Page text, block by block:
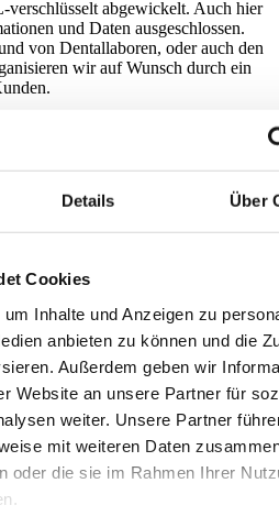
Details Über
Cookies
Inhalte und Anzeigen zu
anbieten zu können und die
Außerdem geben wir
Website an unsere Partner für
weiter. Unsere Partner
mit weiteren Daten
oder die sie im Rahmen Ihrer
verschlüsselt abgewickelt. Auch hier
und Daten ausgeschlossen.
von Dentallaboren, oder auch den
wir auf Wunsch durch ein
Informationen für den
Geschäftssitz
- ID-Nr [entfällt für Privatkunden]
für Sie: